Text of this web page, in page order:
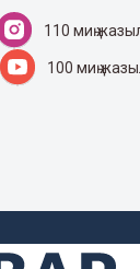
110 миң
100 миң